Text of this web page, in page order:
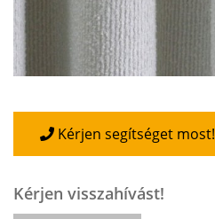
Kérjen segítséget most!
Kérjen visszahívást!